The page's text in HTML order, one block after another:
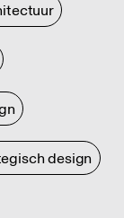
design